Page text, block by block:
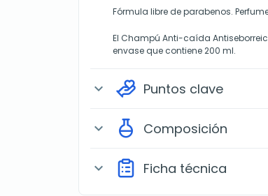
Fórmula libre de parabenos.
El Champú Anti-caída
envase que contiene 200 ml.
expand_more Puntos clave
expand_more Composición
expand_more Ficha técnica